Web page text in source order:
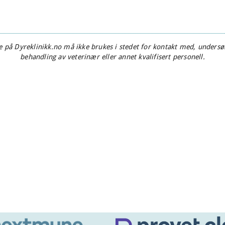
på Dyreklinikk.no må ikke brukes i stedet for kontakt med,
behandling av veterinær eller annet kvalifisert personell.